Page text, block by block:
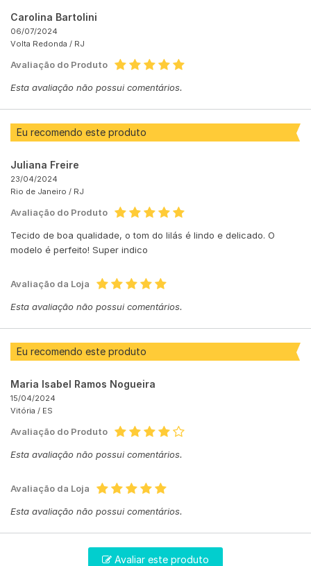
Carolina Bartolini
06/07/2024
Volta Redonda / RJ
Avaliação do Produto
Esta avaliação não possui comentários.
Eu recomendo este produto
Juliana Freire
23/04/2024
Rio de Janeiro / RJ
Avaliação do Produto
Tecido de boa qualidade, o tom do lilás é lindo e delicado. O
modelo é perfeito! Super indico
Avaliação da Loja
Esta avaliação não possui comentários.
Eu recomendo este produto
Maria Isabel Ramos Nogueira
15/04/2024
Vitória / ES
Avaliação do Produto
Esta avaliação não possui comentários.
Avaliação da Loja
Esta avaliação não possui comentários.
Avaliar este produto